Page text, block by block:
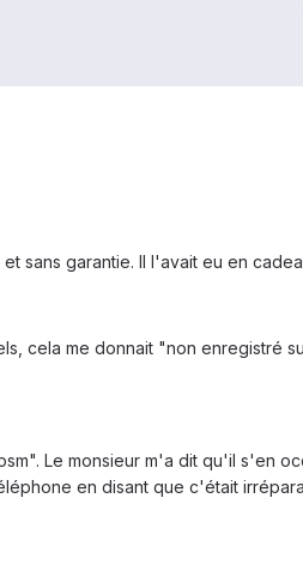
sans garantie. Il l'avait eu en
cela me donnait "non enregistré
Le monsieur m'a dit qu'il s'en
en disant que c'était